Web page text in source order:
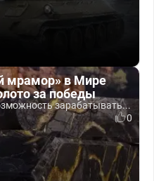
мрамор» в Мире
за победы
зарабатывать...
0